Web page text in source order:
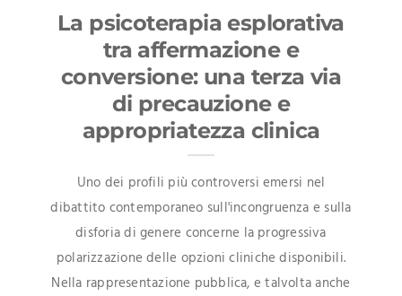
La psicoterapia esplorativa
tra affermazione e
conversione: una terza via
di precauzione e
appropriatezza clinica
Uno dei profili più controversi emersi nel
dibattito contemporaneo sull'incongruenza e sulla
disforia di genere concerne la progressiva
polarizzazione delle opzioni cliniche disponibili.
Nella rappresentazione pubblica, e talvolta anche